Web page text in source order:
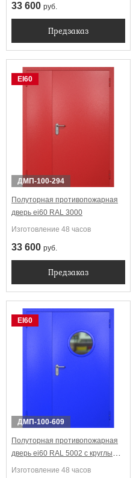
33 600 руб.
Предзаказ
EI60
ДМП-100-294
Полуторная противопожарная
дверь ei60 RAL 3000
Изготовление 48 часов
33 600 руб.
Предзаказ
EI60
ДМП-100-609
Полуторная противопожарная
дверь ei60 RAL 5002 с круглым
стеклопакетом
Изготовление 48 часов